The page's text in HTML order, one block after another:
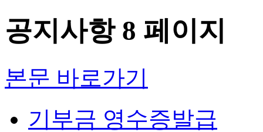
공지사항 8 페이지
본문 바로가기
기부금 영수증발급